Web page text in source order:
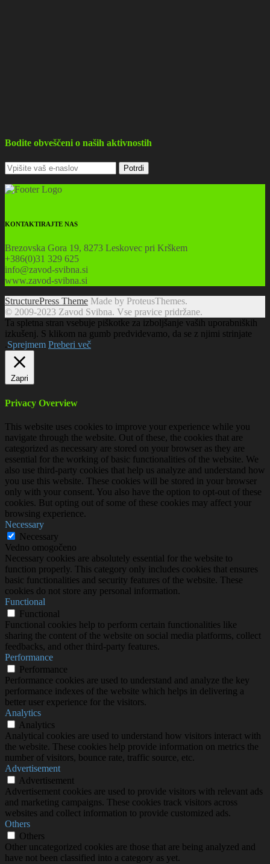
Bodite obveščeni o naših aktivnostih
KONTAKTIRAJTE NAS
Brezovska Gora 19, 8273 Leskovec pri Krškem
+386(0)31 329 625
info@zavod-svibna.si
www.zavod-svibna.si
StructurePress Theme Made by ProteusThemes.
© 2009-2023 Zavod Svibna. Vse pravice pridržane.
Ta spletna stran vsebuje piškotke za izboljšanje vaših uporabniških
izkušenj. S klikom na gumb predvidevamo, da se z njimi strinjate
.Sprejmem Preberi več
Zapri
Privacy Overview
This website uses cookies to improve your experience while you
navigate through the website. Out of these, the cookies that are
categorized as necessary are stored on your browser as they are
essential for the working of basic functionalities of the website. We
also use third-party cookies that help us analyze and understand how
you use this website. These cookies will be stored in your browser
only with your consent. You also have the option to opt-out of these
cookies. But opting out of some of these cookies may affect your
browsing experience.
Necessary
Necessary
Vedno omogočeno
Necessary cookies are absolutely essential for the website to
function properly. This category only includes cookies that ensures
basic functionalities and security features of the website. These
cookies do not store any personal information.
Functional
Functional
Functional cookies help to perform certain functionalities like
sharing the content of the website on social media platforms, collect
feedbacks, and other third-party features.
Performance
Performance
Performance cookies are used to understand and analyze the key
performance indexes of the website which helps in delivering a
better user experience for the visitors.
Analytics
Analytics
Analytical cookies are used to understand how visitors interact with
the website. These cookies help provide information on metrics the
number of visitors, bounce rate, traffic source, etc.
Advertisement
Advertisement
Advertisement cookies are used to provide visitors with relevant ads
and marketing campaigns. These cookies track visitors across
websites and collect information to provide customized ads.
Others
Others
Other uncategorized cookies are those that are being analyzed and
have not been classified into a category as yet.